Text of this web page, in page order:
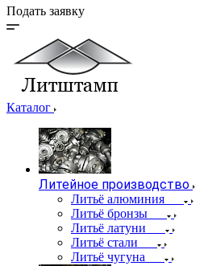
Подать заявку
Каталог
Литейное производство
Литьё алюминия
Литьё бронзы
Литьё латуни
Литьё стали
Литьё чугуна